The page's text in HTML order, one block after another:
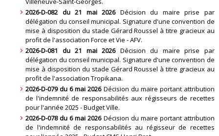
2026-D-082 du 21 mai 2026Décision du maire prise par
délégation du conseil municipal. Signature d'une convention de
mise à disposition du stade Gérard Roussel à titre gracieux au
profit de l'association Force et Vie - AFV.
2026-D-081 du 21 mai 2026Décision du maire prise par
délégation du conseil municipal. Signature d'une convention de
mise à disposition du stade Gérard Roussel à titre gracieux au
profit de l'association Tropikana.
2026-D-079 du 6 mai 2026Décision du maire portant attribution
de l'indemnité de responsabilités aux régisseurs de recettes
pour l'année 2025 - Budget Ville.
2026-D-078 du 6 mai 2026Décision du maire portant attribution
de l'indemnité de responsabilités au régisseur de recettes